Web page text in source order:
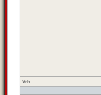
Vrh